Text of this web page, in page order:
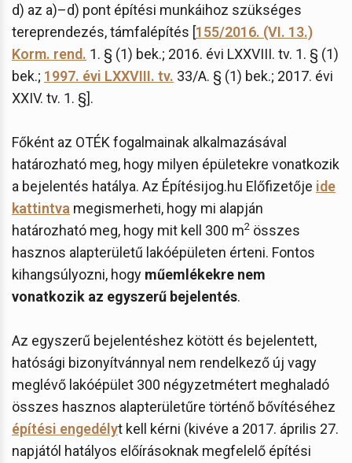
d) az a)–d) pont építési munkáihoz szükséges
tereprendezés, támfalépítés [155/2016. (VI. 13.)
Korm. rend. 1. § (1) bek.; 2016. évi LXXVIII. tv. 1. § (1)
bek.; 1997. évi LXXVIII. tv. 33/A. § (1) bek.; 2017. évi
XXIV. tv. 1. §].
Főként az OTÉK fogalmainak alkalmazásával
határozható meg, hogy milyen épületekre vonatkozik
a bejelentés hatálya. Az Építésijog.hu Előfizetője ide
kattintva megismerheti, hogy mi alapján
határozható meg, hogy mit kell 300 m2 összes
hasznos alapterületű lakóépületen érteni. Fontos
kihangsúlyozni, hogy műemlékekre nem
vonatkozik az egyszerű bejelentés.
Az egyszerű bejelentéshez kötött és bejelentett,
hatósági bizonyítvánnyal nem rendelkező új vagy
meglévő lakóépület 300 négyzetmétert meghaladó
összes hasznos alapterületűre történő bővítéséhez
építési engedélyt kell kérni (kivéve a 2017. április 27.
napjától hatályos előírásoknak megfelelő építési